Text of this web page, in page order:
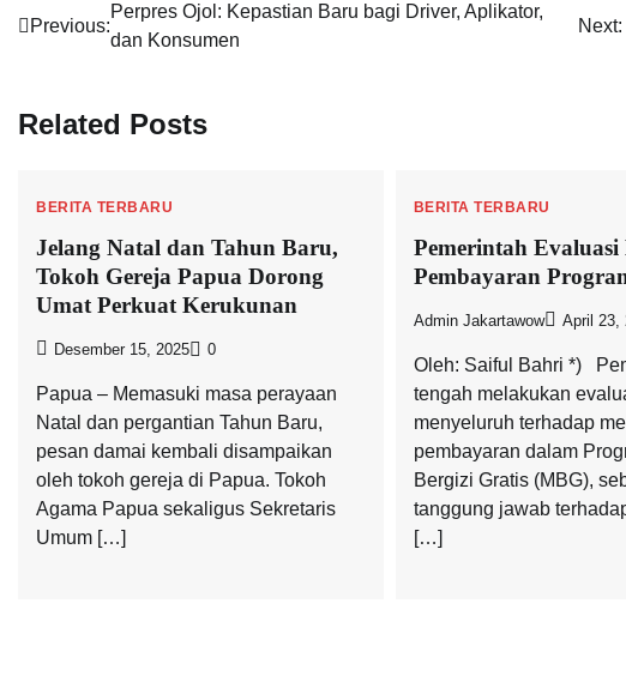
Navigasi
Previous:
Perpres Ojol: Kepastian Baru bagi Driver, Aplikator,
dan Konsumen
Next:
Related Posts
BERITA TERBARU
Jelang Natal dan Tahun Baru,
Tokoh Gereja Papua Dorong
Umat Perkuat Kerukunan
Desember 15, 2025 0
Papua – Memasuki masa perayaan
Natal dan pergantian Tahun Baru,
pesan damai kembali disampaikan
oleh tokoh gereja di Papua. Tokoh
Agama Papua sekaligus Sekretaris
Umum […]
BERITA TERBARU
Pemerintah Evaluasi
Pembayaran
Admin Jakartawow April 23,
Oleh: Saiful Bahri *)
tengah melakukan
menyeluruh terhadap
pembayaran dalam
Bergizi Gratis (MBG),
tanggung jawab
[…]